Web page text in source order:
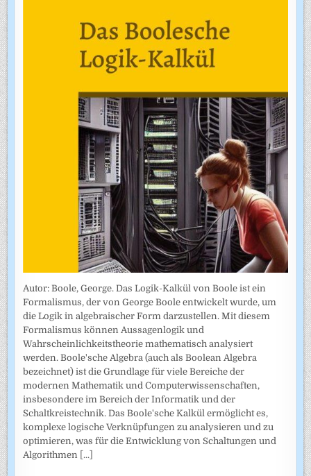
Autor: Boole, George. Das Logik-Kalkül von Boole ist ein
Formalismus, der von George Boole entwickelt wurde, um
die Logik in algebraischer Form darzustellen. Mit diesem
Formalismus können Aussagenlogik und
Wahrscheinlichkeitstheorie mathematisch analysiert
werden. Boole'sche Algebra (auch als Boolean Algebra
bezeichnet) ist die Grundlage für viele Bereiche der
modernen Mathematik und Computerwissenschaften,
insbesondere im Bereich der Informatik und der
Schaltkreistechnik. Das Boole'sche Kalkül ermöglicht es,
komplexe logische Verknüpfungen zu analysieren und zu
optimieren, was für die Entwicklung von Schaltungen und
Algorithmen [...]